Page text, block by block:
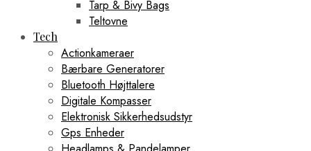
Tarp & Bivy Bags
Teltovne
Tech
Actionkameraer
Bærbare Generatorer
Bluetooth Højttalere
Digitale Kompasser
Elektronisk Sikkerhedsudstyr
Gps Enheder